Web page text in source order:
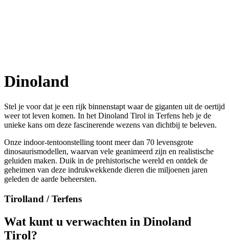
Dinoland
Stel je voor dat je een rijk binnenstapt waar de giganten uit de oertijd
weer tot leven komen. In het Dinoland Tirol in Terfens heb je de
unieke kans om deze fascinerende wezens van dichtbij te beleven.
Onze indoor-tentoonstelling toont meer dan 70 levensgrote
dinosaurismodellen, waarvan vele geanimeerd zijn en realistische
geluiden maken. Duik in de prehistorische wereld en ontdek de
geheimen van deze indrukwekkende dieren die miljoenen jaren
geleden de aarde beheersten.
Tirolland / Terfens
Wat kunt u verwachten in Dinoland
Tirol?